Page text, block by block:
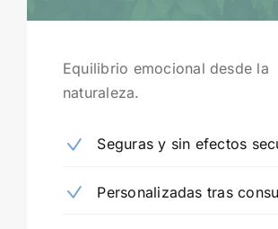
Equilibrio emocional desde la
naturaleza.
Seguras y sin efectos
Personalizadas tras